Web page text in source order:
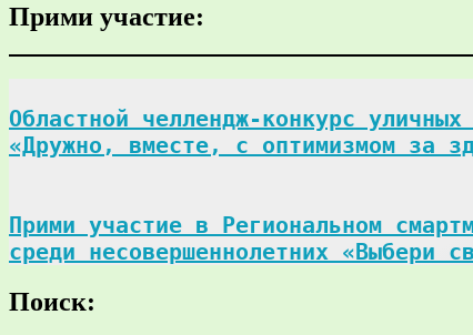
Прими участие:
Областной челлендж-конкурс
«Дружно, вместе, с оптимизмом за
Прими участие в Региональном
среди несовершеннолетних «Выбери
Поиск: